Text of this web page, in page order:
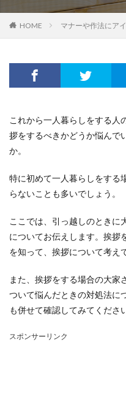
HOME マナーや作法にア
これから一人暮らしをする人
拶をするべきかどうか悩んで
か。
特に初めて一人暮らしをする
らないことも多いでしょう。
ここでは、引っ越しのときに
についてお伝えします。挨拶
を知って、挨拶について考え
また、挨拶をする場合の大家
ついて悩んだときの対処法に
も併せて確認してみてください
スポンサーリンク